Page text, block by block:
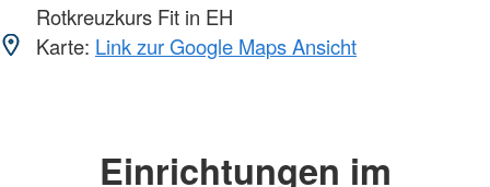
Rotkreuzkurs Fit in EH
Karte: Link zur Google Maps Ansicht
Einrichtungen im